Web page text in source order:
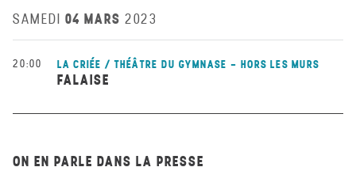
SAMEDI 04 MARS 2023
20:00 LA CRIÉE / THÉÂTRE DU GYMNASE - HORS LES MURS
FALAISE
ON EN PARLE DANS LA PRESSE